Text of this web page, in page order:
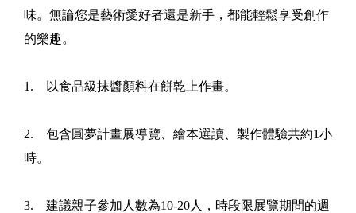
味。無論您是藝術愛好者還是新手，都能輕鬆享受創作
的樂趣。
1. 以食品級抹醬顏料在餅乾上作畫。
2. 包含圓夢計畫展導覽、繪本選讀、製作體驗共約1小
時。
3. 建議親子參加人數為10-20人，時段限展覽期間的週